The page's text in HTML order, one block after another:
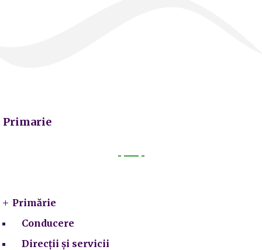
Primarie
Primărie
Conducere
Direcții și servicii